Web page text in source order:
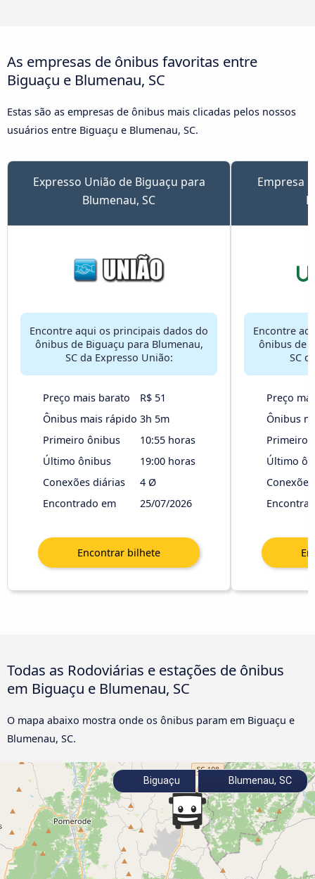
As empresas de ônibus favoritas entre
Biguaçu e Blumenau, SC
Estas são as empresas de ônibus mais clicadas pelos nossos
usuários entre Biguaçu e Blumenau, SC.
Expresso União de Biguaçu para
Blumenau, SC
Encontre aqui os principais dados do
ônibus de Biguaçu para Blumenau,
SC da Expresso União:
Preço mais barato
R$ 51
Ônibus mais rápido 3h 5m
Primeiro ônibus
10:55 horas
Último ônibus
19:00 horas
Conexões diárias
4 Ø
Encontrado em
25/07/2026
Empresa
Encontre
ônibus de
SC
Preço
Ônibus
Primeiro
Último
Todas as Rodoviárias e estações de ônibus
em Biguaçu e Blumenau, SC
O mapa abaixo mostra onde os ônibus param em Biguaçu e
Blumenau, SC.
Biguaçu Blumenau, SC